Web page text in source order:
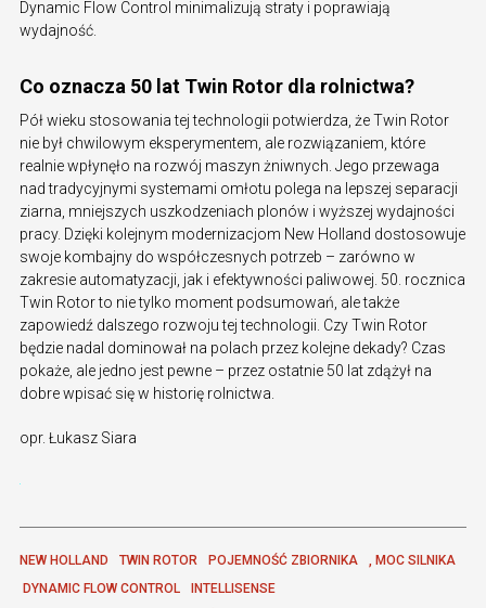
Dynamic Flow Control minimalizują straty i poprawiają
wydajność.
Co oznacza 50 lat Twin Rotor dla rolnictwa?
Pół wieku stosowania tej technologii potwierdza, że Twin Rotor
nie był chwilowym eksperymentem, ale rozwiązaniem, które
realnie wpłynęło na rozwój maszyn żniwnych. Jego przewaga
nad tradycyjnymi systemami omłotu polega na lepszej separacji
ziarna, mniejszych uszkodzeniach plonów i wyższej wydajności
pracy. Dzięki kolejnym modernizacjom New Holland dostosowuje
swoje kombajny do współczesnych potrzeb – zarówno w
zakresie automatyzacji, jak i efektywności paliwowej. 50. rocznica
Twin Rotor to nie tylko moment podsumowań, ale także
zapowiedź dalszego rozwoju tej technologii. Czy Twin Rotor
będzie nadal dominował na polach przez kolejne dekady? Czas
pokaże, ale jedno jest pewne – przez ostatnie 50 lat zdążył na
dobre wpisać się w historię rolnictwa.
opr. Łukasz Siara
NEW HOLLAND TWIN ROTOR POJEMNOŚĆ ZBIORNIKA
, MOC SILNIKA
DYNAMIC FLOW CONTROL
INTELLISENSE